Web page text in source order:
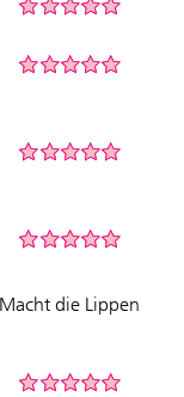
die Lippen